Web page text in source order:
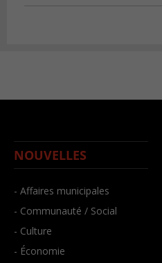
NOUVELLES
- Affaires municipales
- Communauté / Social
- Culture
- Économie